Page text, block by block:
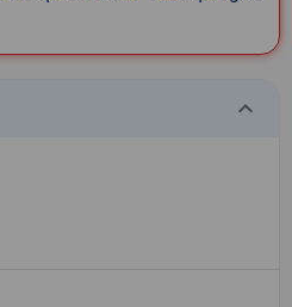
keyboard_arrow_down